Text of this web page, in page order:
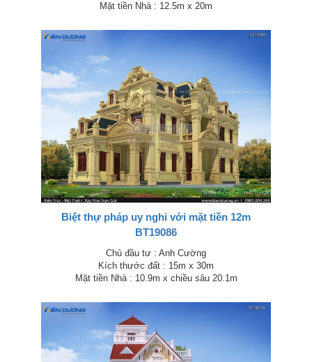
Mặt tiền Nhà : 12.5m x 20m
Biệt thự pháp uy nghi với mặt tiền 12m
BT19086
Chủ đầu tư : Anh Cường
Kích thước đất : 15m x 30m
Mặt tiền Nhà : 10.9m x chiều sâu 20.1m